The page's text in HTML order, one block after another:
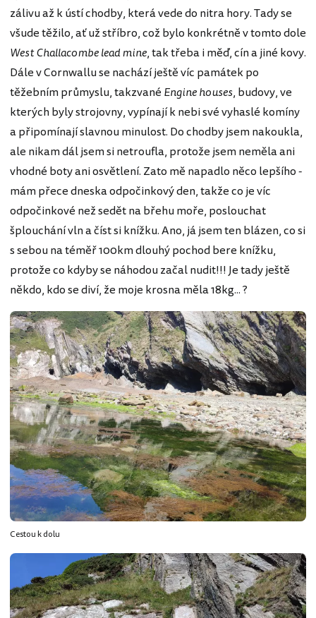
zálivu až k ústí chodby, která vede do nitra hory. Tady se
všude těžilo, ať už stříbro, což bylo konkrétně v tomto dole
West Challacombe lead mine, tak třeba i měď, cín a jiné kovy.
Dále v Cornwallu se nachází ještě víc památek po
těžebním průmyslu, takzvané Engine houses, budovy, ve
kterých byly strojovny, vypínají k nebi své vyhaslé komíny
a připomínají slavnou minulost. Do chodby jsem nakoukla,
ale nikam dál jsem si netroufla, protože jsem neměla ani
vhodné boty ani osvětlení. Zato mě napadlo něco lepšího -
mám přece dneska odpočinkový den, takže co je víc
odpočinkové než sedět na břehu moře, poslouchat
šplouchání vln a číst si knížku. Ano, já jsem ten blázen, co si
s sebou na téměř 100km dlouhý pochod bere knížku,
protože co kdyby se náhodou začal nudit!!! Je tady ještě
někdo, kdo se diví, že moje krosna měla 18kg... ?
Cestou k dolu